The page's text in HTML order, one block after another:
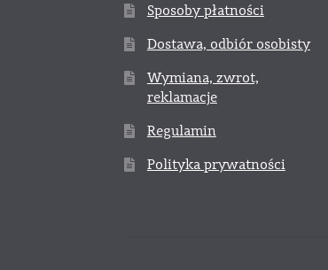
Sposoby płatności
Dostawa, odbiór osobisty
Wymiana, zwrot,
reklamacje
Regulamin
Polityka prywatności